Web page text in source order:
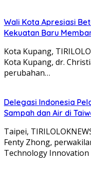
Wali Kota Apresiasi
Kekuatan Baru
Kota Kupang,
Kota Kupang, dr.
perubahan…
Delegasi Indonesia
Sampah dan Air di
Taipei,
Fenty Zhong,
Technology Innovation